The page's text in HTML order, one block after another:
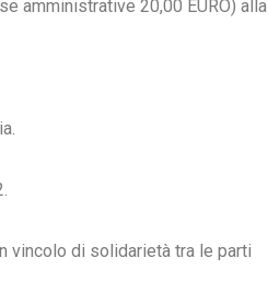
amministrative 20,00 EURO) alla
vincolo di solidarietà tra le parti